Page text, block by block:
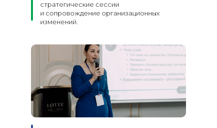
стратегические сессии
и сопровождение организационных
изменений.